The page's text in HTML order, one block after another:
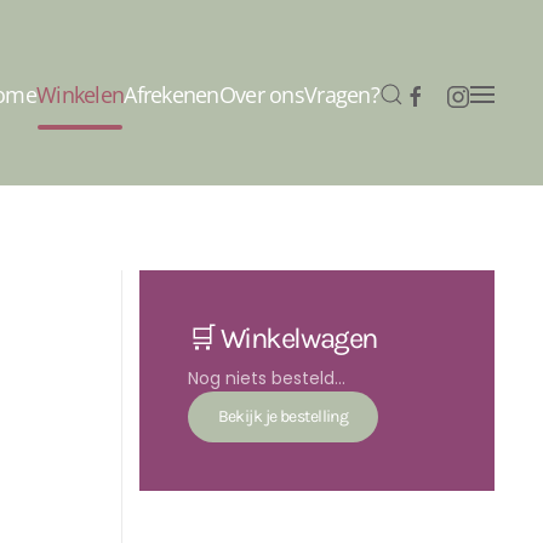
WinkelenAfrekenenOver onsVragen?
🛒 Winkelwagen
Nog niets besteld...